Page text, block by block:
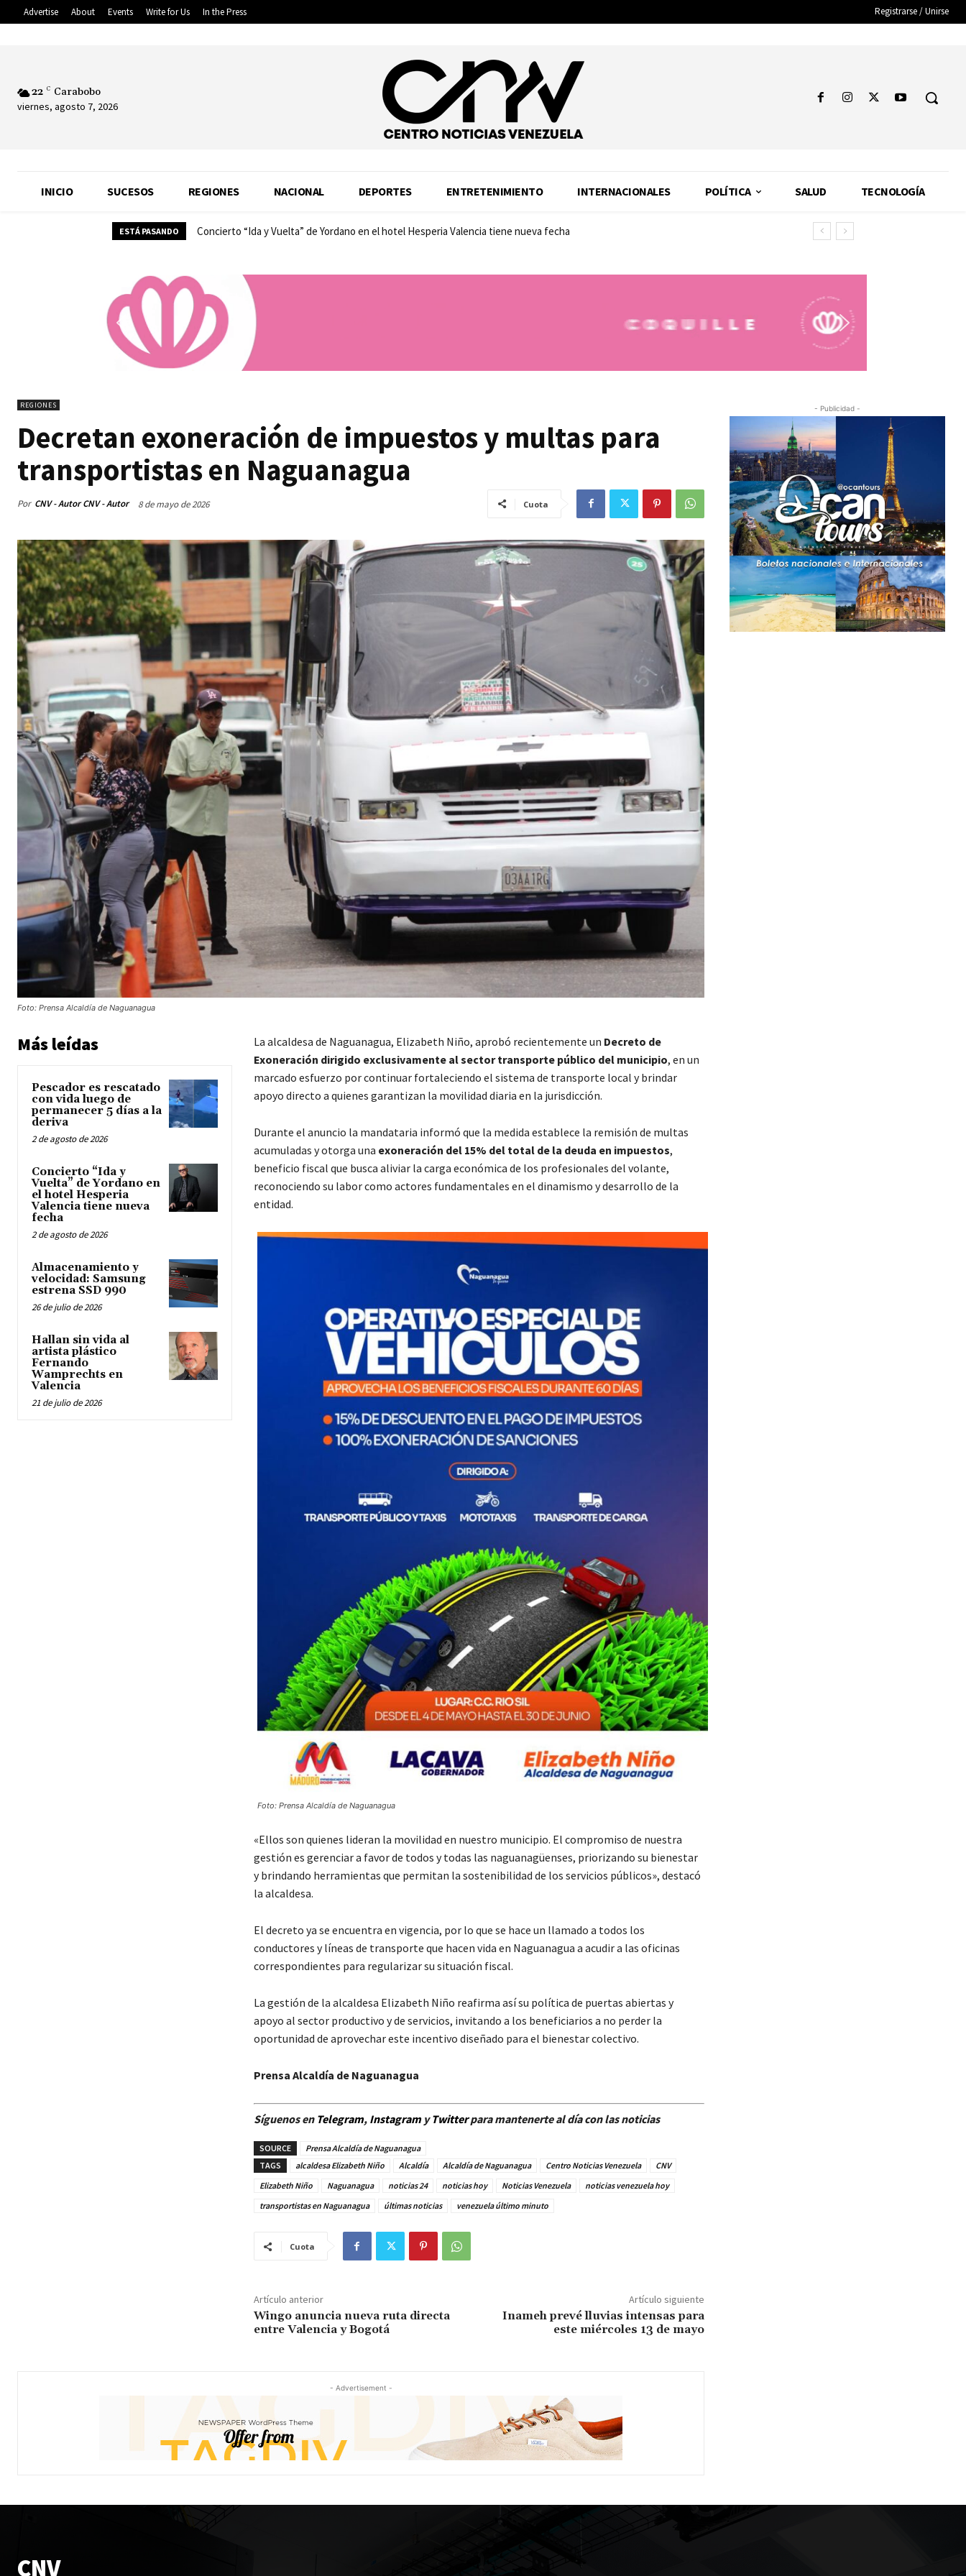
Advertise About Events Write for Us In the Press Registrarse / Unirse
22 C Carabobo
viernes, agosto 7, 2026
INICIO SUCESOS REGIONES NACIONAL DEPORTES ENTRETENIMIENTO INTERNACIONALES POLÍTICA SALUD TECNOLOGÍA
ESTÁ PASANDO Concierto “Ida y Vuelta” de Yordano en el hotel Hesperia Valencia tiene nueva fecha
REGIONES
Decretan exoneración de impuestos y multas para
transportistas en Naguanagua
Por CNV - Autor CNV - Autor 8 de mayo de 2026 Cuota
Foto: Prensa Alcaldía de Naguanagua
Más leídas
Pescador es rescatado
con vida luego de
permanecer 5 días a la
deriva
2 de agosto de 2026
Concierto “Ida y
Vuelta” de Yordano en
el hotel Hesperia
Valencia tiene nueva
fecha
2 de agosto de 2026
Almacenamiento y
velocidad: Samsung
estrena SSD 990
26 de julio de 2026
Hallan sin vida al
artista plástico
Fernando
Wamprechts en
Valencia
21 de julio de 2026
La alcaldesa de Naguanagua, Elizabeth Niño, aprobó recientemente un Decreto de
Exoneración dirigido exclusivamente al sector transporte público del municipio, en un
marcado esfuerzo por continuar fortaleciendo el sistema de transporte local y brindar
apoyo directo a quienes garantizan la movilidad diaria en la jurisdicción.
Durante el anuncio la mandataria informó que la medida establece la remisión de multas
acumuladas y otorga una exoneración del 15% del total de la deuda en impuestos,
beneficio fiscal que busca aliviar la carga económica de los profesionales del volante,
reconociendo su labor como actores fundamentales en el dinamismo y desarrollo de la
entidad.
Foto: Prensa Alcaldía de Naguanagua
«Ellos son quienes lideran la movilidad en nuestro municipio. El compromiso de nuestra
gestión es gerenciar a favor de todos y todas las naguanagüenses, priorizando su bienestar
y brindando herramientas que permitan la sostenibilidad de los servicios públicos», destacó
la alcaldesa.
El decreto ya se encuentra en vigencia, por lo que se hace un llamado a todos los
conductores y líneas de transporte que hacen vida en Naguanagua a acudir a las oficinas
correspondientes para regularizar su situación fiscal.
La gestión de la alcaldesa Elizabeth Niño reafirma así su política de puertas abiertas y
apoyo al sector productivo y de servicios, invitando a los beneficiarios a no perder la
oportunidad de aprovechar este incentivo diseñado para el bienestar colectivo.
Prensa Alcaldía de Naguanagua
Síguenos en Telegram, InstagramyTwitterpara mantenerte al día con las noticias
SOURCE
Prensa Alcaldía de Naguanagua
TAGS
alcaldesa Elizabeth Niño Alcaldía Alcaldía de Naguanagua Centro Noticias Venezuela
CNV
Elizabeth Niño
Naguanagua noticias 24 noticias hoy Noticias Venezuela
noticias venezuela hoy
transportistas en Naguanagua
últimas noticias venezuela último minuto
Cuota
Artículo anterior
Wingo anuncia nueva ruta directa
entre Valencia y Bogotá
Artículo siguiente
Inameh prevé lluvias intensas para
este miércoles 13 de mayo
- Advertisement -
- Publicidad -
CNV